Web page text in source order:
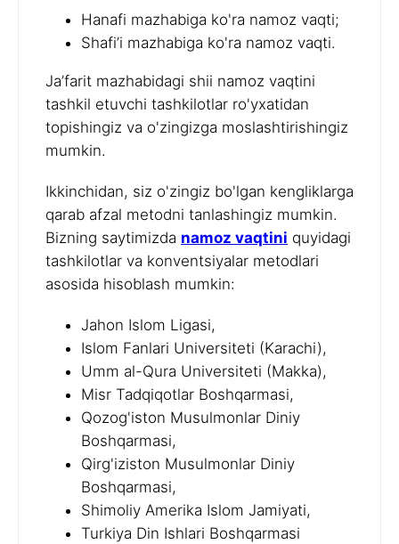
Hanafi mazhabiga ko'ra namoz vaqti;
Shafi’i mazhabiga ko'ra namoz vaqti.
Ja’farit mazhabidagi shii namoz vaqtini
tashkil etuvchi tashkilotlar ro'yxatidan
topishingiz va o'zingizga moslashtirishingiz
mumkin.
Ikkinchidan, siz o'zingiz bo'lgan kengliklarga
qarab afzal metodni tanlashingiz mumkin.
Bizning saytimizda namoz vaqtini quyidagi
tashkilotlar va konventsiyalar metodlari
asosida hisoblash mumkin:
Jahon Islom Ligasi,
Islom Fanlari Universiteti (Karachi),
Umm al-Qura Universiteti (Makka),
Misr Tadqiqotlar Boshqarmasi,
Qozog'iston Musulmonlar Diniy
Boshqarmasi,
Qirg'iziston Musulmonlar Diniy
Boshqarmasi,
Shimoliy Amerika Islom Jamiyati,
Turkiya Din Ishlari Boshqarmasi